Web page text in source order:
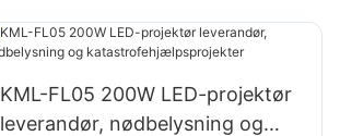
KML-FL05 200W LED-projektør
leverandør, nødbelysning og